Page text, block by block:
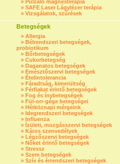
» Pulzáló mágnesterápia
» SAFE Laser Lágylézer terápia
» Vizsgálatok, szűrések
Betegségek
» Allergia
» Bélrendszeri betegségek,
probiotikum
» Bőrbetegségek
» Cukorbetegség
» Daganatos betegségek
» Emésztőszervi betegségek
» Ételintolerancia
» Fáradtság, kimerültség
» Férfiakat érintő betegségek
» Fog és ínybetegségek
» Fül-orr-gége betegségei
» Hétköznapi mérgeink
» Idegrendszeri betegségek
» Influenza
» Ízületi, mozgásszervi betegségek
» Káros szenvedélyek
» Légzőszervi betegségek
» Nőket érintő betegségek
» Stressz
» Szem betegségek
» Szív és érrendszeri betegségek